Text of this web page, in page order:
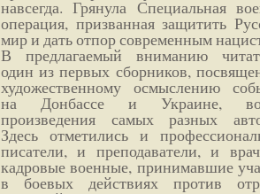
навсегда. Грянула Специальная
операция, призванная защитить
мир и дать отпор современным
В предлагаемый вниманию
один из первых сборников,
художественному осмыслению
на Донбассе и Украине,
произведения самых разных
Здесь отметились и
писатели, и преподаватели, и
кадровые военные, принимавшие
в боевых действиях против